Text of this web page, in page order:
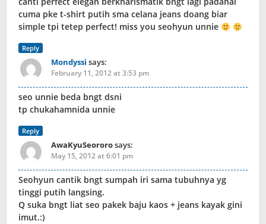
cuma pke t-shirt putih sma celana jeans doang biar
simple tpi tetep perfect! miss you seohyun unnie
Reply
Mondyssi says:
February 11, 2012 at 3:53 pm
seo unnie beda bngt dsni
tp chukahamnida unnie
Reply
AwaKyuSeororosays:
May 15, 2012 at 6:01 pm
Seohyun cantik bngt sumpah iri sama tubuhnya yg
tinggi putih langsing.
Q suka bngt liat seo pakek baju kaos + jeans kayak gini
imut.:)